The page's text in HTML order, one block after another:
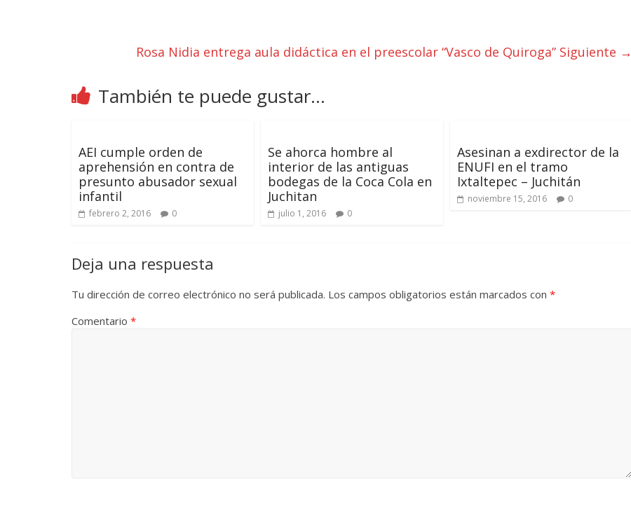
Rosa Nidia entrega aula didáctica en el preescolar “Vasco de Quiroga” Siguiente →
También te puede gustar...
AEI cumple orden de
aprehensión en contra de
presunto abusador sexual
infantil
febrero 2, 2016 0
Se ahorca hombre al
interior de las antiguas
bodegas de la Coca Cola en
Juchitan
julio 1, 2016 0
Asesinan a exdirector de la
ENUFI en el tramo
Ixtaltepec – Juchitán
noviembre 15, 2016 0
Deja una respuesta
Tu dirección de correo electrónico no será publicada. Los campos obligatorios están marcados con *
Comentario *